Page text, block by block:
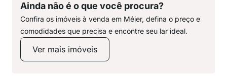
Ainda não é o que você procura?
Confira os imóveis à venda em Méier, defina o preço e
comodidades que precisa e encontre seu lar ideal.
Ver mais imóveis